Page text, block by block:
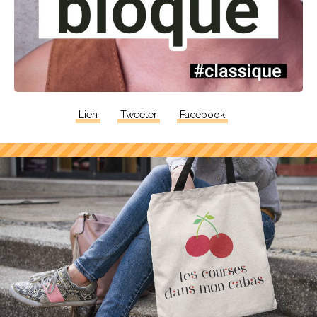
Lien Tweeter Facebook